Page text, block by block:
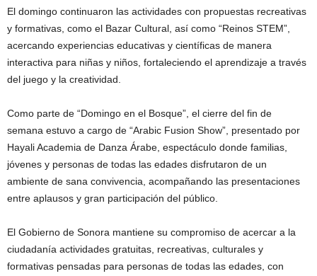
El domingo continuaron las actividades con propuestas recreativas
y formativas, como el Bazar Cultural, así como “Reinos STEM”,
acercando experiencias educativas y científicas de manera
interactiva para niñas y niños, fortaleciendo el aprendizaje a través
del juego y la creatividad.
Como parte de “Domingo en el Bosque”, el cierre del fin de
semana estuvo a cargo de “Arabic Fusion Show”, presentado por
Hayali Academia de Danza Árabe, espectáculo donde familias,
jóvenes y personas de todas las edades disfrutaron de un
ambiente de sana convivencia, acompañando las presentaciones
entre aplausos y gran participación del público.
El Gobierno de Sonora mantiene su compromiso de acercar a la
ciudadanía actividades gratuitas, recreativas, culturales y
formativas pensadas para personas de todas las edades, con